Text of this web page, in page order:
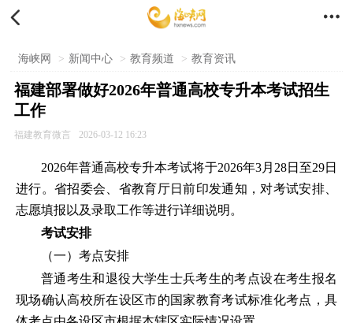
 
海峡网 > 新闻中心 > 教育频道 > 教育资讯
福建部署做好2026年普通高校专升本考试招生
工作
福建教育微言 2026-03-12 16:23
2026年普通高校专升本考试将于2026年3月28日至29日
进行。省招委会、省教育厅日前印发通知，对考试安排、
志愿填报以及录取工作等进行详细说明。
考试安排
（一）考点安排
普通考生和退役大学生士兵考生的考点设在考生报名
现场确认高校所在设区市的国家教育考试标准化考点，具